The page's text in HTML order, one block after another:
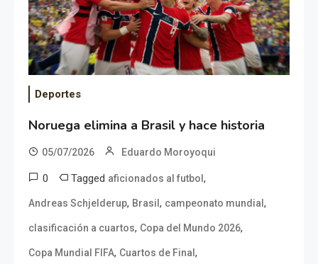
Deportes
Noruega elimina a Brasil y hace historia
05/07/2026 Eduardo Moroyoqui
0 Tagged aficionados al futbol ,
Andreas Schjelderup, Brasil , campeonato mundial ,
clasificación a cuartos, Copa del Mundo 2026,
Copa Mundial FIFA, Cuartos de Final ,